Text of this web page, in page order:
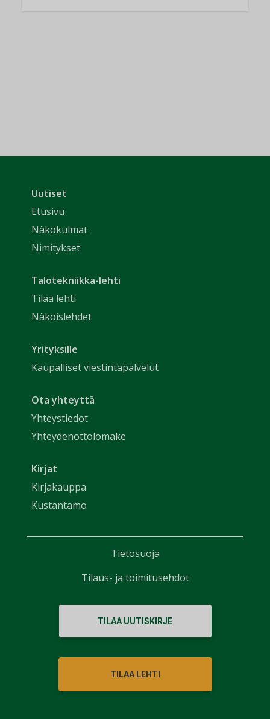
Uutiset
Etusivu
Näkökulmat
Nimitykset
Talotekniikka-lehti
Tilaa lehti
Näköislehdet
Yrityksille
Kaupalliset viestintäpalvelut
Ota yhteyttä
Yhteystiedot
Yhteydenottolomake
Kirjat
Kirjakauppa
Kustantamo
TILAA UUTISKIRJE
TILAA LEHTI
Tietosuoja
Tilaus- ja toimitusehdot